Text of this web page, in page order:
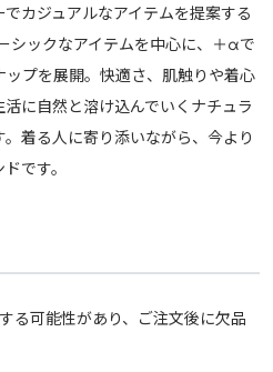
カジュアルなアイテムを提案する
シックなアイテムを中心に、＋αで
ップを展開。快適さ、肌触りや着心
に自然と溶け込んでいくナチュラ
着る人に寄り添いながら、今より
です。
る可能性があり、ご注文後に欠品